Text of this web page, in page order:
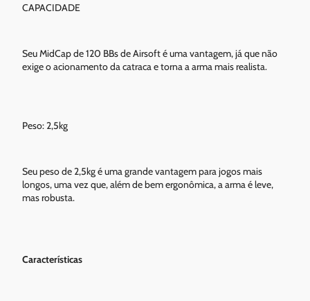
CAPACIDADE
Seu MidCap de 120 BBs de Airsoft é uma vantagem, já que não
exige o acionamento da catraca e torna a arma mais realista.
Peso: 2,5kg
Seu peso de 2,5kg é uma grande vantagem para jogos mais
longos, uma vez que, além de bem ergonômica, a arma é leve,
mas robusta.
Características